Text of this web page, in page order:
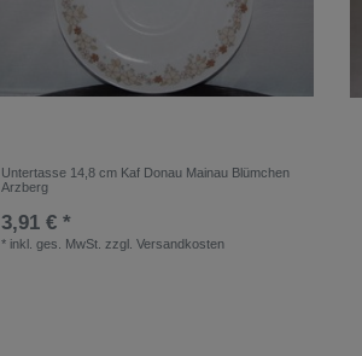
Untertasse 14,8 cm Kaf Donau Mainau Blümchen
Arzberg
3,91 € *
* inkl. ges. MwSt. zzgl.Versandkosten